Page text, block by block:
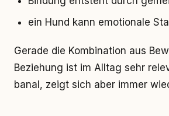
ein Hund kann emotionale
Gerade die Kombination aus
Beziehung ist im Alltag sehr
banal, zeigt sich aber immer